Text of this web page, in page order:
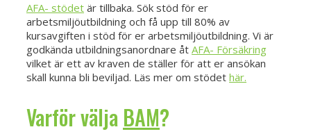
AFA- stödet är tillbaka. Sök stöd för er
arbetsmiljöutbildning och få upp till 80% av
kursavgiften i stöd för er arbetsmiljöutbildning. Vi är
godkända utbildningsanordnare åt AFA- Försäkring
vilket är ett av kraven de ställer för att er ansökan
skall kunna bli beviljad. Läs mer om stödet här.
Varför välja BAM?